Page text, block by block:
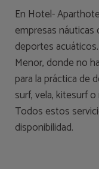
En Hotel-
empresas náuticas
deportes
Menor, donde no
para la práctica de
surf, vela, kitesurf
Todos estos
disponibilidad.